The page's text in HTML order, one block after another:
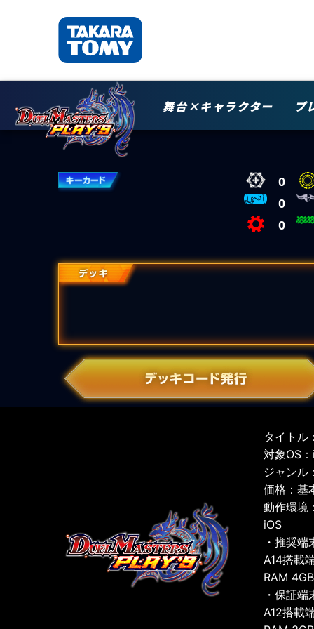
舞台×キャラクター プ
0
0
0
タイトル
対象OS
ジャンル
価格：基
動作環境
iOS
・推奨端
A14搭載
RAM
・保証端
A12搭載